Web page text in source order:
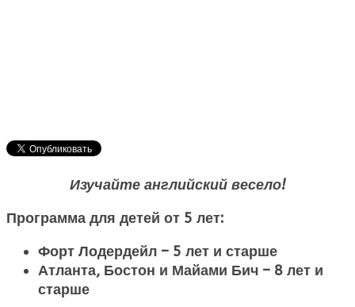
Изучайте английский весело!
Программа для детей от 5 лет:
Форт Лодердейл – 5 лет и старше
Атланта, Бостон и Майами Бич – 8 лет и
старше